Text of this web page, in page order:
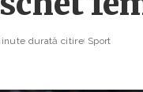
durată citire Sport